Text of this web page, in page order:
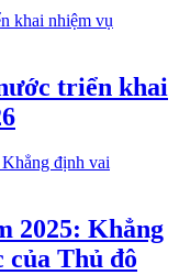
triển khai
2025: Khẳng
Thủ đô